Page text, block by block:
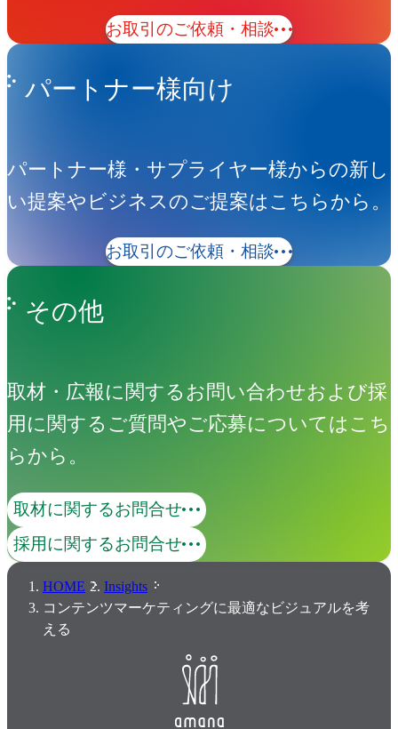
お取引のご依頼・相談
パートナー様向け
パートナー様・サプライヤー様からの新し
い提案やビジネスのご提案はこちらから。
お取引のご依頼・相談
その他
取材・広報に関するお問い合わせおよび採
用に関するご質問やご応募についてはこち
らから。
取材に関するお問合せ
採用に関するお問合せ
HOME
Insights
コンテンツマーケティングに最適なビジュアルを考
える